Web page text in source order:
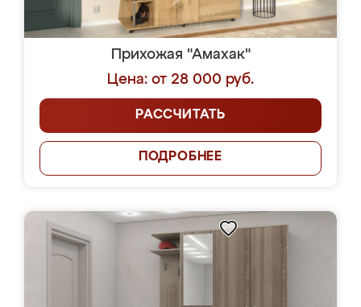
Прихожая "Амахак"
Цена: от 28 000 руб.
РАССЧИТАТЬ
ПОДРОБНЕЕ